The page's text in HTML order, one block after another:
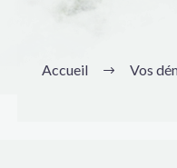
Accueil Vos